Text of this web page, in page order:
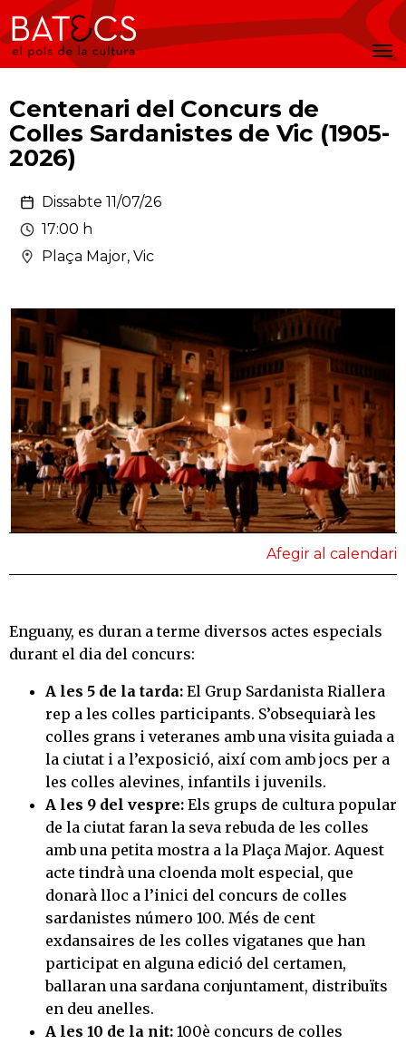
Batecs
Afegir al calendari
Centenari del Concurs de
Colles Sardanistes de Vic (1905-
2026)
Dissabte 11/07/26
17:00 h
Plaça Major, Vic
Enguany, es duran a terme diversos actes especials
durant el dia del concurs:
A les 5 de la tarda: El Grup Sardanista Riallera
rep a les colles participants. S’obsequiarà les
colles grans i veteranes amb una visita guiada a
la ciutat i a l’exposició, així com amb jocs per a
les colles alevines, infantils i juvenils.
A les 9 del vespre: Els grups de cultura popular
de la ciutat faran la seva rebuda de les colles
amb una petita mostra a la Plaça Major. Aquest
acte tindrà una cloenda molt especial, que
donarà lloc a l’inici del concurs de colles
sardanistes número 100. Més de cent
exdansaires de les colles vigatanes que han
participat en alguna edició del certamen,
ballaran una sardana conjuntament, distribuïts
en deu anelles.
A les 10 de la nit: 100è concurs de colles